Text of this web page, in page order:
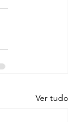
Ver tudo